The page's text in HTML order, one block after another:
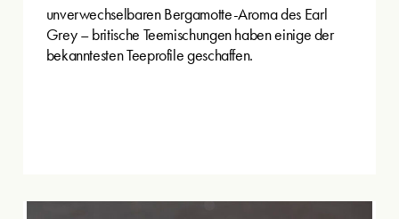
unverwechselbaren Bergamotte-Aroma des Earl
Grey – britische Teemischungen haben einige der
bekanntesten Teeprofile geschaffen.